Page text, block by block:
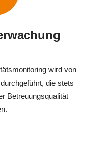
wird von
die stets
Betreuungsqualität